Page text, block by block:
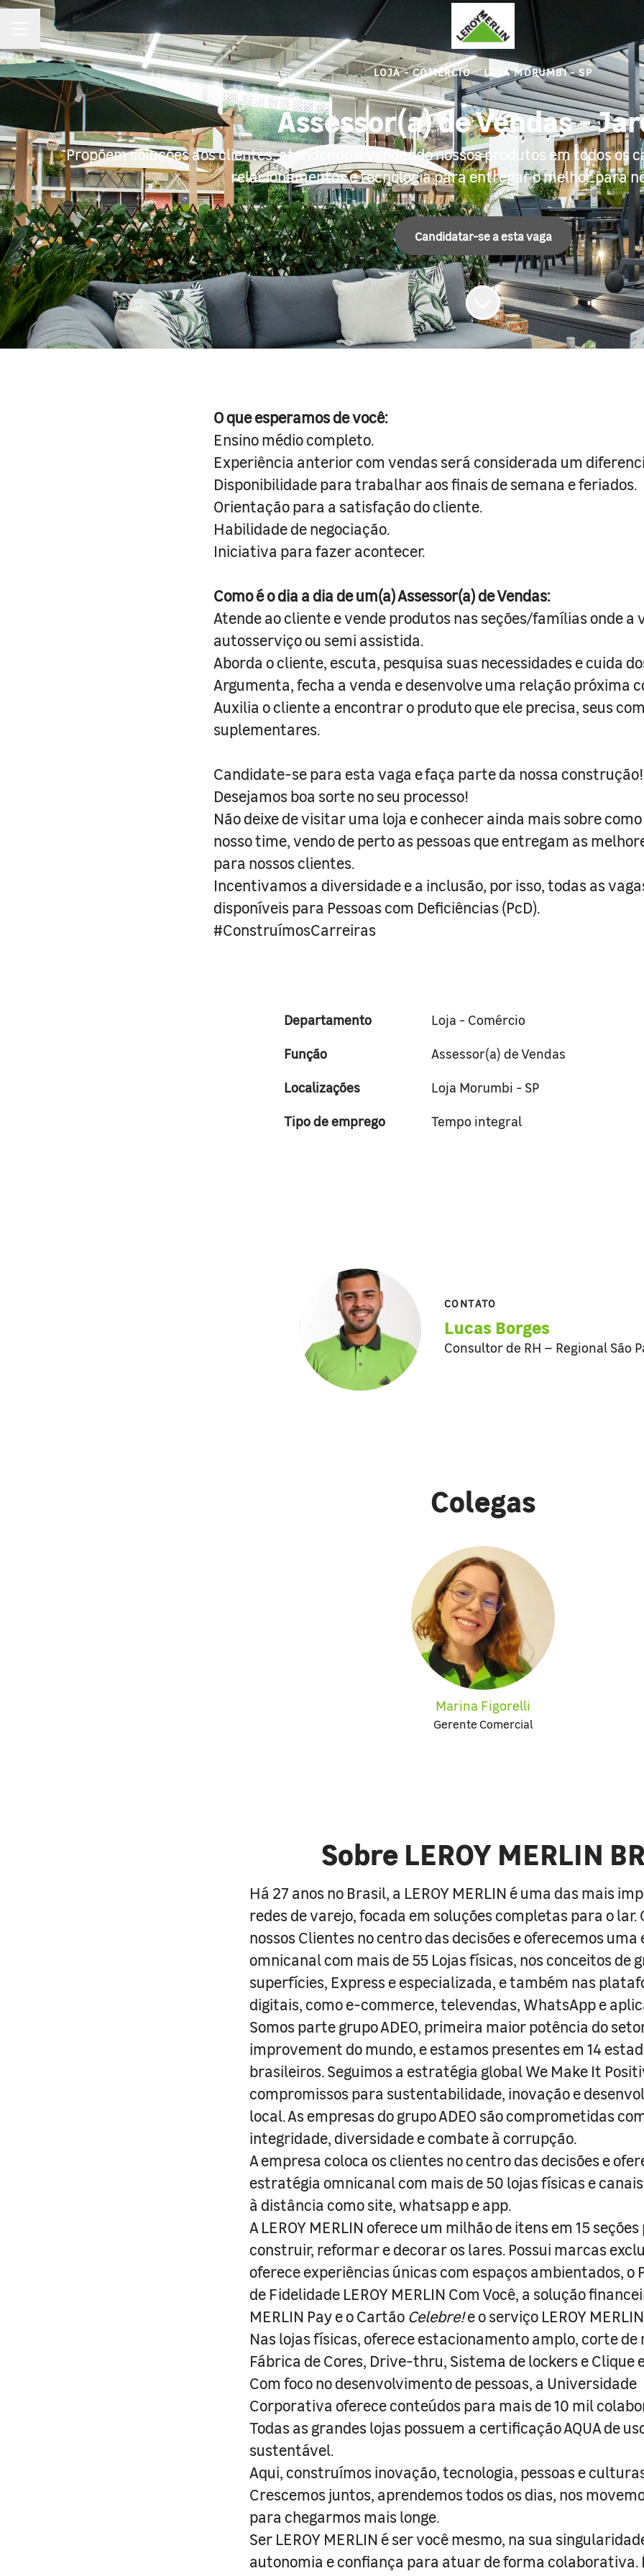
MENU DE CARREIRAS
LOJA - COMÉRCIO · LOJA MORUMBI - SP
Assessor(a) de Vendas -
Propõem soluções aos clientes, atendendo e vendendo nossos produtos em todos os
relacionamentos e tecnologia para entregar o melhor para
Candidatar-se a esta vaga
O que esperamos de você:
Ensino médio completo.
Experiência anterior com vendas será considerada um
Disponibilidade para trabalhar aos finais de semana e feriados.
Orientação para a satisfação do cliente.
Habilidade de negociação.
Iniciativa para fazer acontecer.
Como é o dia a dia de um(a) Assessor(a) de Vendas:
Atende ao cliente e vende produtos nas seções/famílias onde a
autosserviço ou semi assistida.
Aborda o cliente, escuta, pesquisa suas necessidades e cuida
Argumenta, fecha a venda e desenvolve uma relação próxima
Auxilia o cliente a encontrar o produto que ele precisa, seus
suplementares.
Candidate-se para esta vaga e faça parte da nossa construção!
Desejamos boa sorte no seu processo!
Não deixe de visitar uma loja e conhecer ainda mais sobre
nosso time, vendo de perto as pessoas que entregam as
para nossos clientes.
Incentivamos a diversidade e a inclusão, por isso, todas as
disponíveis para Pessoas com Deficiências (PcD).
#ConstruímosCarreiras
Departamento
Loja - Comércio
Função
Assessor(a) de Vendas
Localizações
Loja Morumbi - SP
Tipo de emprego
Tempo integral
CONTATO
Lucas Borges
Consultor de RH – Regional São
Colegas
Marina Figorelli
Gerente Comercial
Sobre LEROY MERLIN
Há 27 anos no Brasil, a LEROY MERLIN é uma das mais
redes de varejo, focada em soluções completas para o lar.
nossos Clientes no centro das decisões e oferecemos
omnicanal com mais de 55 Lojas físicas, nos conceitos de
superfícies, Express e especializada, e também nas
digitais, como e-commerce, televendas, WhatsApp e
Somos parte grupo ADEO, primeira maior potência do
improvement do mundo, e estamos presentes em 14
brasileiros. Seguimos a estratégia global We Make It
compromissos para sustentabilidade, inovação e
local. As empresas do grupo ADEO são comprometidas
integridade, diversidade e combate à corrupção.
A empresa coloca os clientes no centro das decisões e
estratégia omnicanal com mais de 50 lojas físicas e
à distância como site, whatsapp e app.
A LEROY MERLIN oferece um milhão de itens em 15
construir, reformar e decorar os lares. Possui marcas
oferece experiências únicas com espaços ambientados, o
de Fidelidade LEROY MERLIN Com Você, a solução
MERLIN Pay e o Cartão Celebre!e o serviço LEROY
Nas lojas físicas, oferece estacionamento amplo, corte de
Fábrica de Cores, Drive-thru, Sistema de lockers e Clique
Com foco no desenvolvimento de pessoas, a Universidade
Corporativa oferece conteúdos para mais de 10 mil
Todas as grandes lojas possuem a certificação AQUA de
sustentável.
Aqui, construímos inovação, tecnologia, pessoas e
Crescemos juntos, aprendemos todos os dias, nos
para chegarmos mais longe.
Ser LEROY MERLIN é ser você mesmo, na sua
autonomia e confiança para atuar de forma